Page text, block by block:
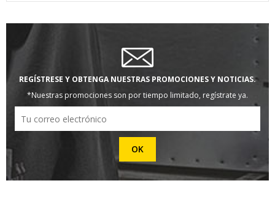
REGÍSTRESE Y OBTENGA NUESTRAS PROMOCIONES Y NOTICIAS.
*Nuestras promociones son por tiempo limitado, regístrate ya.